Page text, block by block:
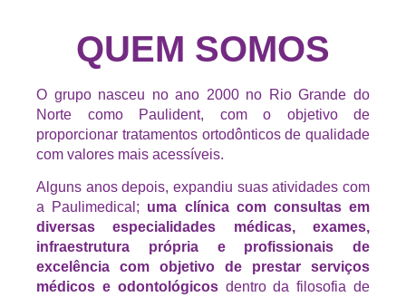
QUEM SOMOS
O grupo nasceu no ano 2000 no Rio Grande do
Norte como Paulident, com o objetivo de
proporcionar tratamentos ortodônticos de qualidade
com valores mais acessíveis.
Alguns anos depois, expandiu suas atividades com
a Paulimedical; uma clínica com consultas em
diversas especialidades médicas, exames,
infraestrutura própria e profissionais de
excelência com objetivo de prestar serviços
médicos e odontológicosdentro da filosofia de